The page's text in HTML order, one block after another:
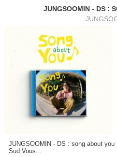
JUNGSOOMIN - DS :
JUNGSOOMIN - DS : song about
Sud Vous...